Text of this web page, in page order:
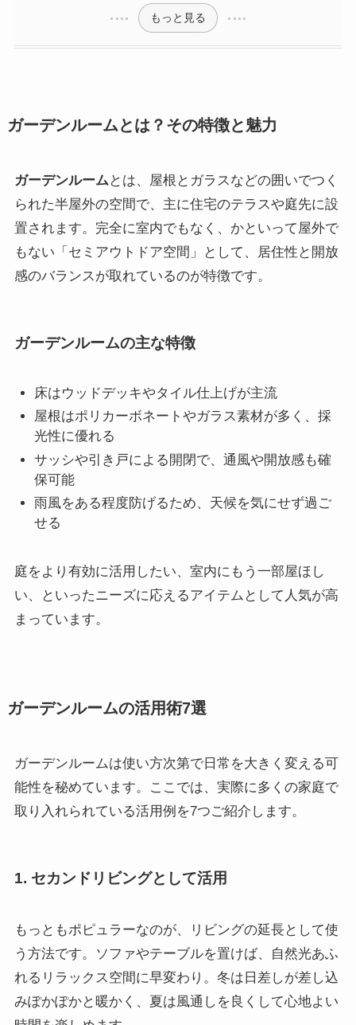
もっと見る
ガーデンルームとは？その特徴と魅力
ガーデンルーム とは、屋根とガラスなどの囲いでつく
られた半屋外の空間で、主に住宅のテラスや庭先に設
置されます。完全に室内でもなく、かといって屋外で
もない「セミアウトドア空間」として、居住性と開放
感のバランスが取れているのが特徴です。
ガーデンルームの主な特徴
床はウッドデッキやタイル仕上げが主流
屋根はポリカーボネートやガラス素材が多く、採
光性に優れる
サッシや引き戸による開閉で、通風や開放感も確
保可能
雨風をある程度防げるため、天候を気にせず過ご
せる
庭をより有効に活用したい、室内にもう一部屋ほし
い、といったニーズに応えるアイテムとして人気が高
まっています。
ガーデンルームの活用術7選
ガーデンルームは使い方次第で日常を大きく変える可
能性を秘めています。ここでは、実際に多くの家庭で
取り入れられている活用例を7つご紹介します。
1. セカンドリビングとして活用
もっともポピュラーなのが、リビングの延長として使
う方法です。ソファやテーブルを置けば、自然光あふ
れるリラックス空間に早変わり。冬は日差しが差し込
みぽかぽかと暖かく、夏は風通しを良くして心地よい